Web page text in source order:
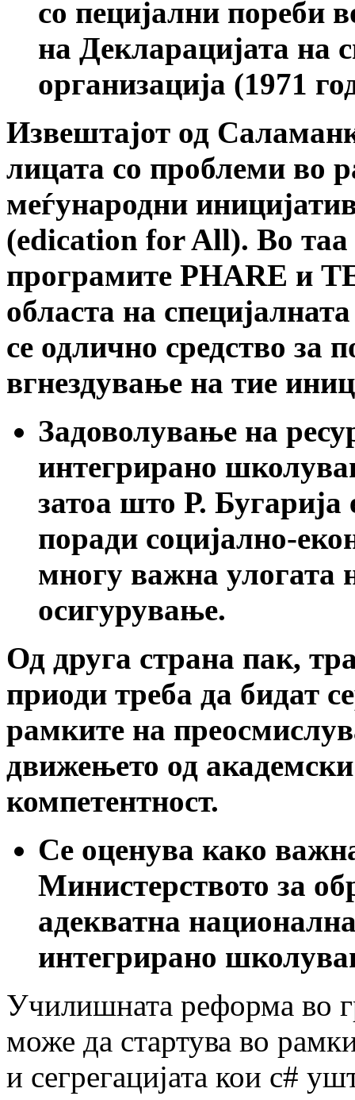
со пецијални пореби
на Декларацијата на
организација (1971
Извештајот од
лицата со проблеми во
меѓународни
(edication for All). Во таа
програмите PHARE и
областа на
се одлично средство за
вгнездување на тие
Задоволување на
интегрирано
затоа што Р. Бугарија
поради социјално-
многу важна улогата
осигурување.
Од друга страна пак,
приоди треба да бидат
рамките на
движењето од
компетентност.
Се оценува како
Министерството за
адекватна
интегрирано
Училишната реформа во
може да стартува во
и сегрегацијата кои с#